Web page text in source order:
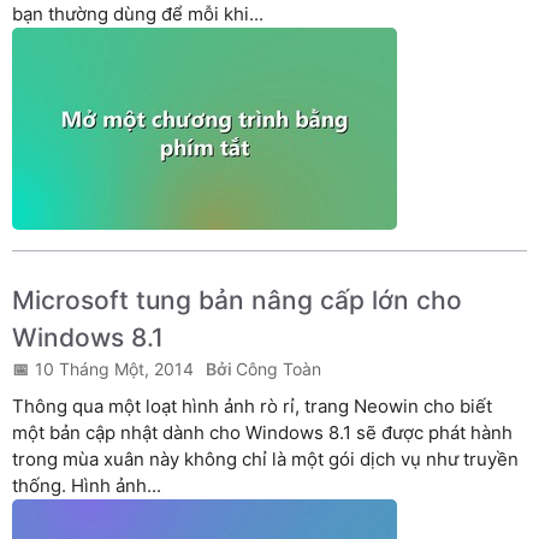
bạn thường dùng để mỗi khi...
Microsoft tung bản nâng cấp lớn cho
Windows 8.1
10 Tháng Một, 2014 Công Toàn
Thông qua một loạt hình ảnh rò rỉ, trang Neowin cho biết
một bản cập nhật dành cho Windows 8.1 sẽ được phát hành
trong mùa xuân này không chỉ là một gói dịch vụ như truyền
thống. Hình ảnh...